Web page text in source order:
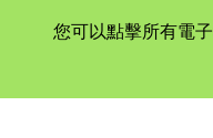
您可以點擊所有電